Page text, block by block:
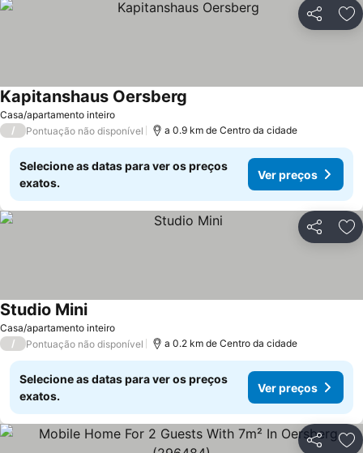
Partilhar
Casa/apartamento inteiro
Kapitanshaus Oersberg
/ Pontuação não disponível a 0.9 km de Centro da cidade
Selecione as datas para ver os preços
exatos.
Ver preços
Partilhar
Casa/apartamento inteiro
Studio Mini
/ Pontuação não disponível a 0.2 km de Centro da cidade
Selecione as datas para ver os preços
exatos.
Ver preços
Partilhar